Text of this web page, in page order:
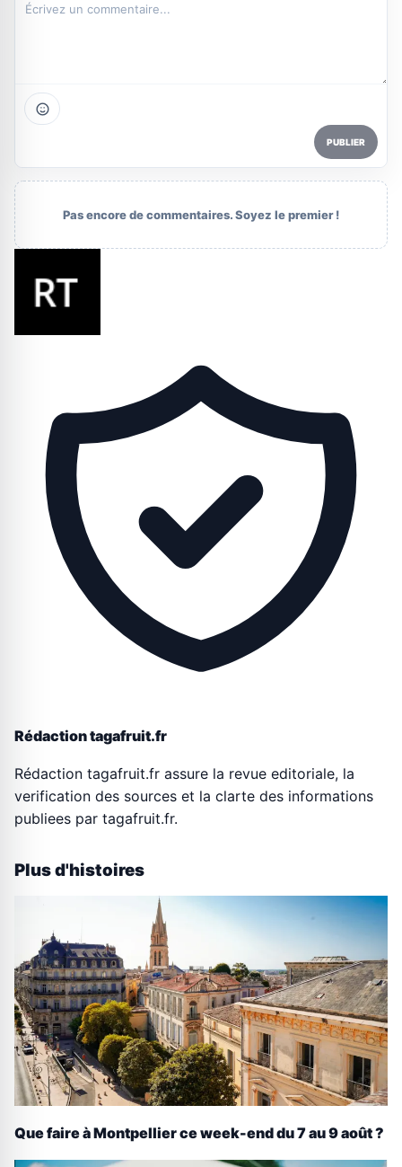
PUBLIER
Pas encore de commentaires. Soyez le premier !
Rédaction tagafruit.fr
Rédaction tagafruit.fr assure la revue editoriale, la
verification des sources et la clarte des informations
publiees par tagafruit.fr.
Plus d'histoires
Que faire à Montpellier ce week-end du 7 au 9 août ?